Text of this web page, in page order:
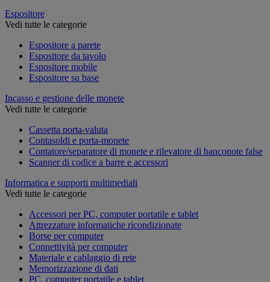
Espositore
Vedi tutte le categorie
Espositore a parete
Espositore da tavolo
Espositore mobile
Espositore su base
Incasso e gestione delle monete
Vedi tutte le categorie
Cassetta porta-valuta
Contasoldi e porta-monete
Contatore/separatore di monete e rilevatore di banconote false
Scanner di codice a barre e accessori
Informatica e supporti multimediali
Vedi tutte le categorie
Accessori per PC, computer portatile e tablet
Attrezzature informatiche ricondizionate
Borse per computer
Connettività per computer
Materiale e cablaggio di rete
Memorizzazione di dati
PC, computer portatile e tablet